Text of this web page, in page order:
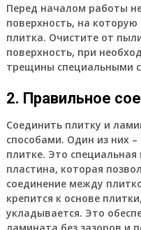
Перед началом работы
поверхность, на
плитка. Очистите от
поверхность, при
трещины специальными
2. Правильное
Соединить плитку и
способами. Один из них
плитке. Это
пластина, которая
соединение между
крепится к основе
укладывается. Это